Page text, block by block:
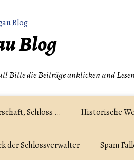
Blog
Bitte die Beiträge anklicken und
Schloss … Historische
der Schlossverwalter Spam